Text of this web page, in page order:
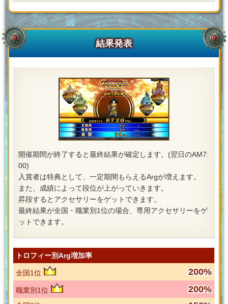
結果発表
開催期間が終了すると最終結果が確定します。(翌日のAM7:
00)
入賞者は特典として、一定期間もらえるArgが増えます。
また、成績によって段位が上がっていきます。
昇段するとアクセサリーをゲットできます。
最終結果が全国・職業別1位の場合、専用アクセサリーをゲ
ットできます。
トロフィー別Arg増加率
全国1位 200%
職業別1位 200%